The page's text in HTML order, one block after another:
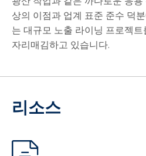
상의 이점과 업계 표준 준수 덕
는 대규모 노출 라이닝 프로젝
자리매김하고 있습니다.
리소스